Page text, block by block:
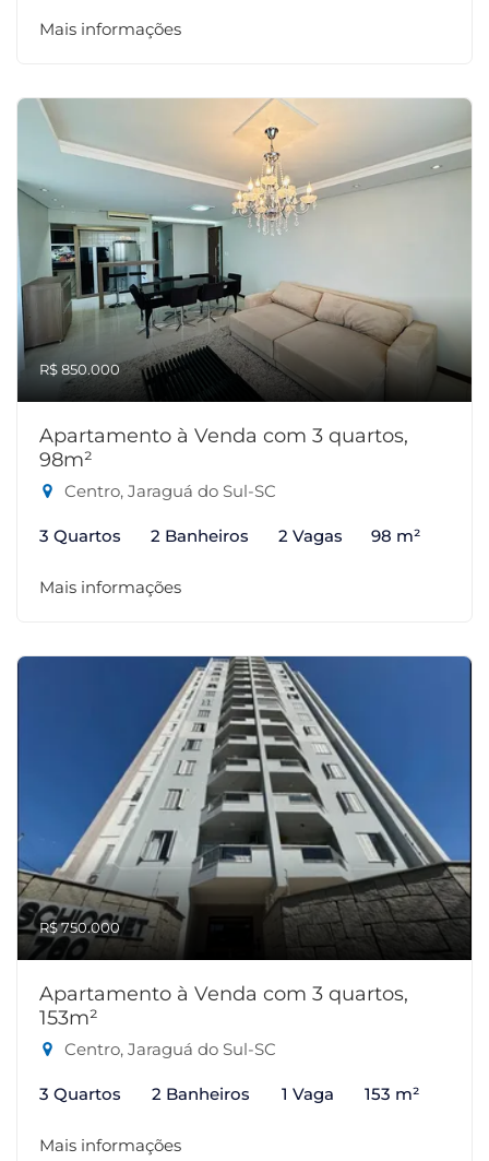
Mais informações
R$ 850.000
Apartamento à Venda com 3 quartos,
98m²
Centro, Jaraguá do Sul-SC
3 Quartos 2 Banheiros 2 Vagas 98 m²
Mais informações
R$ 750.000
Apartamento à Venda com 3 quartos,
153m²
Centro, Jaraguá do Sul-SC
3 Quartos 2 Banheiros 1 Vaga 153 m²
Mais informações